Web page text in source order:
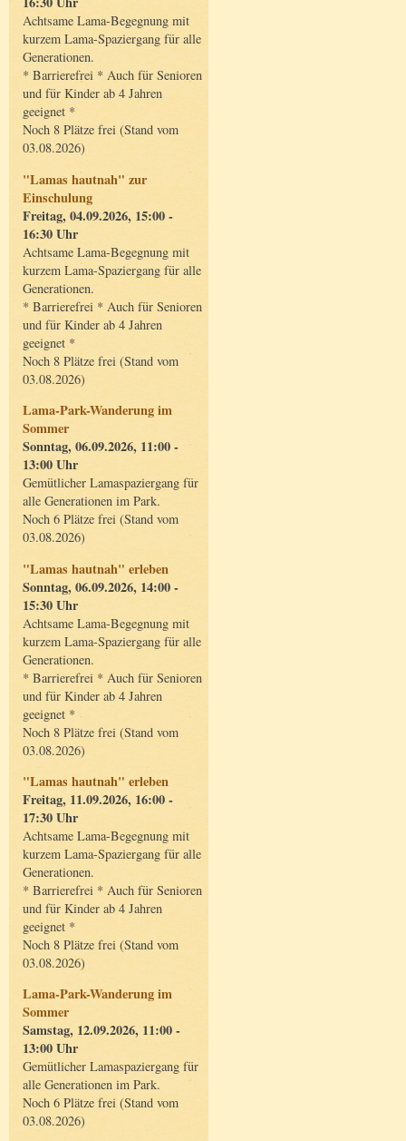
Achtsame Lama-Begegnung mit
kurzem Lama-Spaziergang für alle
Generationen.
* Barrierefrei * Auch für Senioren
und für Kinder ab 4 Jahren
geeignet *
Noch 8 Plätze frei (Stand vom
03.08.2026)
"Lamas hautnah" zur
Einschulung
Freitag, 04.09.2026, 15:00 -
16:30 Uhr
Achtsame Lama-Begegnung mit
kurzem Lama-Spaziergang für alle
Generationen.
* Barrierefrei * Auch für Senioren
und für Kinder ab 4 Jahren
geeignet *
Noch 8 Plätze frei (Stand vom
03.08.2026)
Lama-Park-Wanderung im
Sommer
Sonntag, 06.09.2026, 11:00 -
13:00 Uhr
Gemütlicher Lamaspaziergang für
alle Generationen im Park.
Noch 6 Plätze frei (Stand vom
03.08.2026)
"Lamas hautnah" erleben
Sonntag, 06.09.2026, 14:00 -
15:30 Uhr
Achtsame Lama-Begegnung mit
kurzem Lama-Spaziergang für alle
Generationen.
* Barrierefrei * Auch für Senioren
und für Kinder ab 4 Jahren
geeignet *
Noch 8 Plätze frei (Stand vom
03.08.2026)
"Lamas hautnah" erleben
Freitag, 11.09.2026, 16:00 -
17:30 Uhr
Achtsame Lama-Begegnung mit
kurzem Lama-Spaziergang für alle
Generationen.
* Barrierefrei * Auch für Senioren
und für Kinder ab 4 Jahren
geeignet *
Noch 8 Plätze frei (Stand vom
03.08.2026)
Lama-Park-Wanderung im
Sommer
Samstag, 12.09.2026, 11:00 -
13:00 Uhr
Gemütlicher Lamaspaziergang für
alle Generationen im Park.
Noch 6 Plätze frei (Stand vom
03.08.2026)